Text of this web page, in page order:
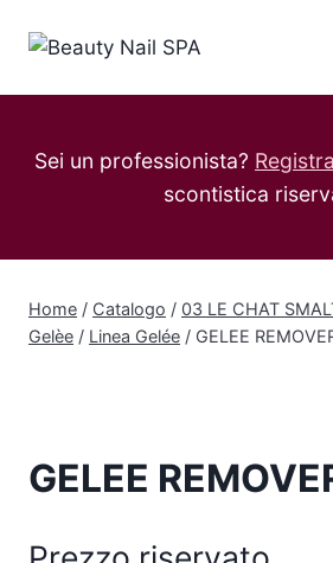
Sei un professionista?
scontistica
Home / Catalogo / 03 LE CHAT
Gelèe / Linea Gelée / GELEE
GELEE